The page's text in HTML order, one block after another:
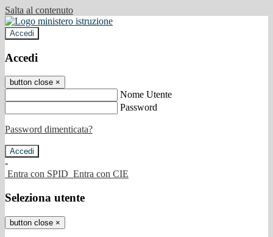
Salta al contenuto
Accedi
Accedi
button close ×
Nome Utente
Password
Password dimenticata?
-
Entra con SPID Entra con CIE
Seleziona utente
button close ×